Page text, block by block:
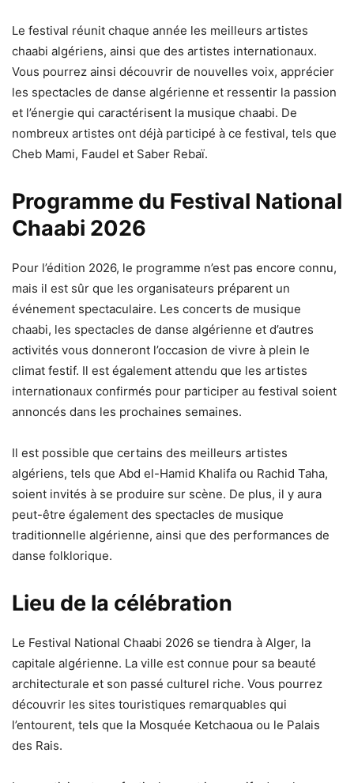
Le festival réunit chaque année les meilleurs artistes
chaabi algériens, ainsi que des artistes internationaux.
Vous pourrez ainsi découvrir de nouvelles voix, apprécier
les spectacles de danse algérienne et ressentir la passion
et l’énergie qui caractérisent la musique chaabi. De
nombreux artistes ont déjà participé à ce festival, tels que
Cheb Mami, Faudel et Saber Rebaï.
Programme du Festival National
Chaabi 2026
Pour l’édition 2026, le programme n’est pas encore connu,
mais il est sûr que les organisateurs préparent un
événement spectaculaire. Les concerts de musique
chaabi, les spectacles de danse algérienne et d’autres
activités vous donneront l’occasion de vivre à plein le
climat festif. Il est également attendu que les artistes
internationaux confirmés pour participer au festival soient
annoncés dans les prochaines semaines.
Il est possible que certains des meilleurs artistes
algériens, tels que Abd el-Hamid Khalifa ou Rachid Taha,
soient invités à se produire sur scène. De plus, il y aura
peut-être également des spectacles de musique
traditionnelle algérienne, ainsi que des performances de
danse folklorique.
Lieu de la célébration
Le Festival National Chaabi 2026 se tiendra à Alger, la
capitale algérienne. La ville est connue pour sa beauté
architecturale et son passé culturel riche. Vous pourrez
découvrir les sites touristiques remarquables qui
l’entourent, tels que la Mosquée Ketchaoua ou le Palais
des Rais.